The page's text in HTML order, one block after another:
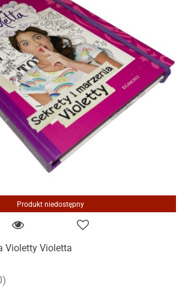
Produkt niedostępny
Violetty Violetta